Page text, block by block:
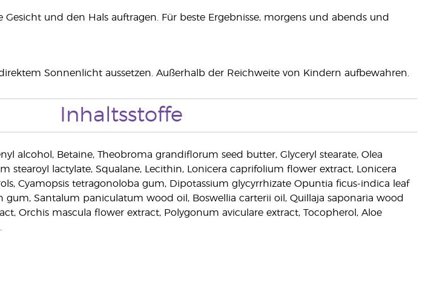
und den Hals auftragen. Für beste Ergebnisse, morgens und abends und
Sonnenlicht aussetzen. Außerhalb der Reichweite von Kindern aufbewahren.
Inhaltsstoffe
alcohol, Betaine, Theobroma grandiflorum seed butter, Glyceryl stearate, Olea
stearoyl lactylate, Squalane, Lecithin, Lonicera caprifolium flower extract, Lonicera
Cyamopsis tetragonoloba gum, Dipotassium glycyrrhizate Opuntia ficus-indica leaf
Santalum paniculatum wood oil, Boswellia carterii oil, Quillaja saponaria wood
Orchis mascula flower extract, Polygonum aviculare extract, Tocopherol, Aloe